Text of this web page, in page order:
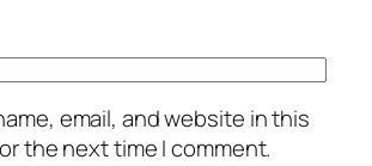
email, and website in this
the next time I comment.